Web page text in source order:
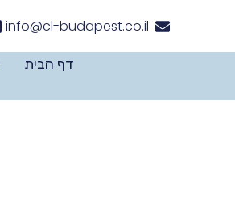
info@cl-budapest.co.il
דף הבית